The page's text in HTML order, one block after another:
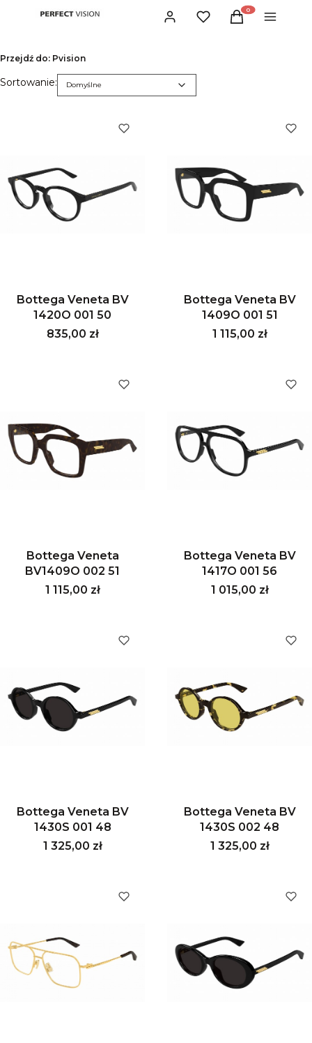
Zaloguj sięUlubione Produkty w
Koszyk Menu
Przejdź do: Pvision
Lista produktów
Sortowanie: Domyślne
Domyślne
Bottega Veneta BV
1420O 001 50
Cena
835,00 zł
Bottega Veneta BV
1409O 001 51
Cena
1 115,00 zł
Bottega Veneta
BV1409O 002 51
Cena
1 115,00 zł
Bottega Veneta BV
1417O 001 56
Cena
1 015,00 zł
Bottega Veneta BV
1430S 001 48
Cena
1 325,00 zł
Bottega Veneta BV
1430S 002 48
Cena
1 325,00 zł